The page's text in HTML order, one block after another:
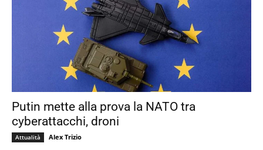
Putin mette alla prova la NATO tra
cyberattacchi, droni
Attualità Alex Trizio